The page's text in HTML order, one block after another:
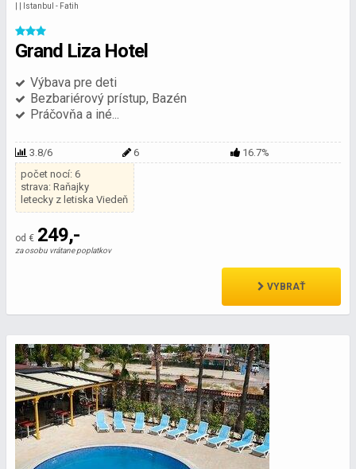
| | Istanbul - Fatih
Grand Liza Hotel
Výbava pre deti
Bezbariérový prístup, Bazén
Práčovňa a iné...
3.8/6 6
16.7%
počet nocí: 6
strava: Raňajky
letecky z letiska Viedeň
od € 249,-
za osobu vrátane poplatkov
VYBRAŤ